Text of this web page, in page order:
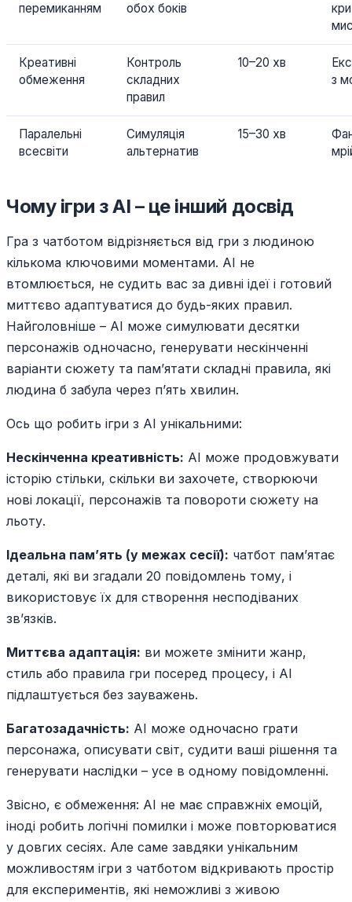
перемиканням
обох боків
Креативні
обмеження
Контроль
складних
правил
10–20 хв
з
Паралельні
всесвіти
Симуляція
альтернатив
15–30 хв
Чому ігри з AI – це інший досвід
Гра з чатботом відрізняється від гри з людиною
кількома ключовими моментами. AI не
втомлюється, не судить вас за дивні ідеї і готовий
миттєво адаптуватися до будь-яких правил.
Найголовніше – AI може симулювати десятки
персонажів одночасно, генерувати нескінченні
варіанти сюжету та пам’ятати складні правила, які
людина б забула через п’ять хвилин.
Ось що робить ігри з AI унікальними:
Нескінченна креативність: AI може продовжувати
історію стільки, скільки ви захочете, створюючи
нові локації, персонажів та повороти сюжету на
льоту.
Ідеальна пам’ять (у межах сесії): чатбот пам’ятає
деталі, які ви згадали 20 повідомлень тому, і
використовує їх для створення несподіваних
зв’язків.
Миттєва адаптація: ви можете змінити жанр,
стиль або правила гри посеред процесу, і AI
підлаштується без зауважень.
Багатозадачність: AI може одночасно грати
персонажа, описувати світ, судити ваші рішення та
генерувати наслідки – усе в одному повідомленні.
Звісно, є обмеження: AI не має справжніх емоцій,
іноді робить логічні помилки і може повторюватися
у довгих сесіях. Але саме завдяки унікальним
можливостям ігри з чатботом відкривають простір
для експериментів, які неможливі з живою